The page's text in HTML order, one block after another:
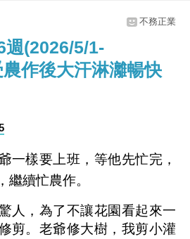
不務正業
週(2026/5/1-
作後大汗淋灕暢快
一樣要上班，等他先忙完，
繼續忙農作。
人，為了不讓花園看起來一
剪。老爺修大樹，我剪小灌